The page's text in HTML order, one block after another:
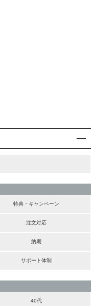
特典・キャンペーン
注文対応
納期
サポート体制
40代